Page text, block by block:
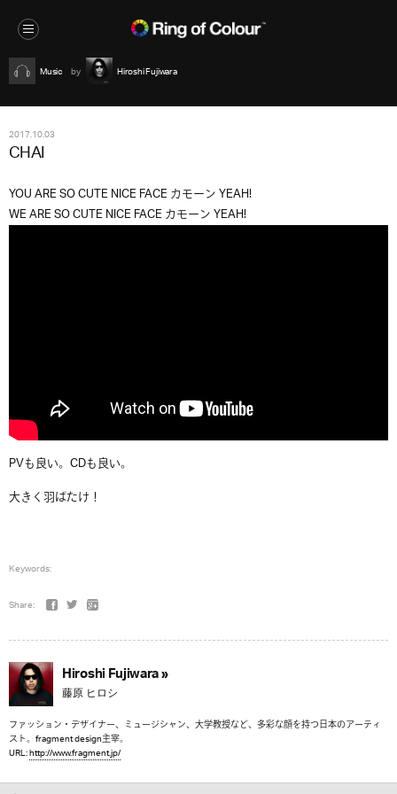
Music Hiroshi Fujiwara
2017.10.03
CHAI
YOU ARE SO CUTE NICE FACE カモーン YEAH!
WE ARE SO CUTE NICE FACE カモーン YEAH!
PVも良い。CDも良い。
大きく羽ばたけ！
Keywords:
Share:
Hiroshi Fujiwara »
藤原 ヒロシ
ファッション・デザイナー、ミュージシャン、大学教授など、多彩な顔を持つ日本のアーティ
スト。fragment design主宰。
URL:http://www.fragment.jp/